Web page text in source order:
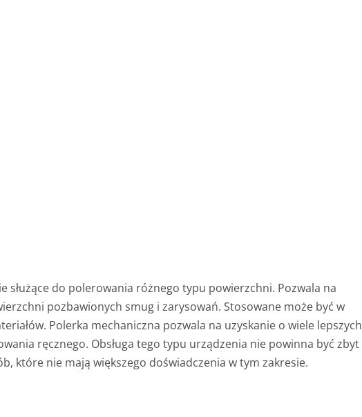
służące do polerowania różnego typu powierzchni. Pozwala na
pozbawionych smug i zarysowań. Stosowane może być w
Polerka mechaniczna pozwala na uzyskanie o wiele lepszych
ręcznego. Obsługa tego typu urządzenia nie powinna być zbyt
które nie mają większego doświadczenia w tym zakresie.